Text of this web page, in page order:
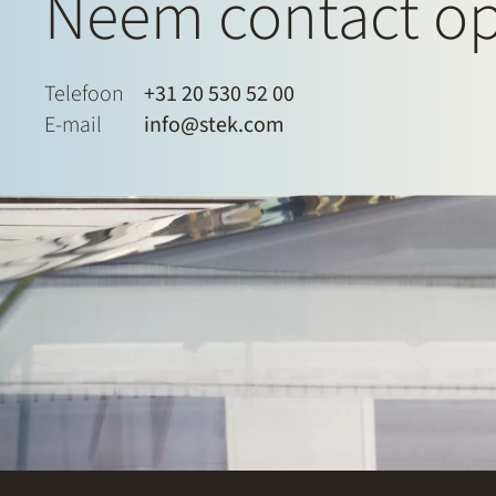
Telefoon
+31 20 530 52 00
E-mail
info@stek.com